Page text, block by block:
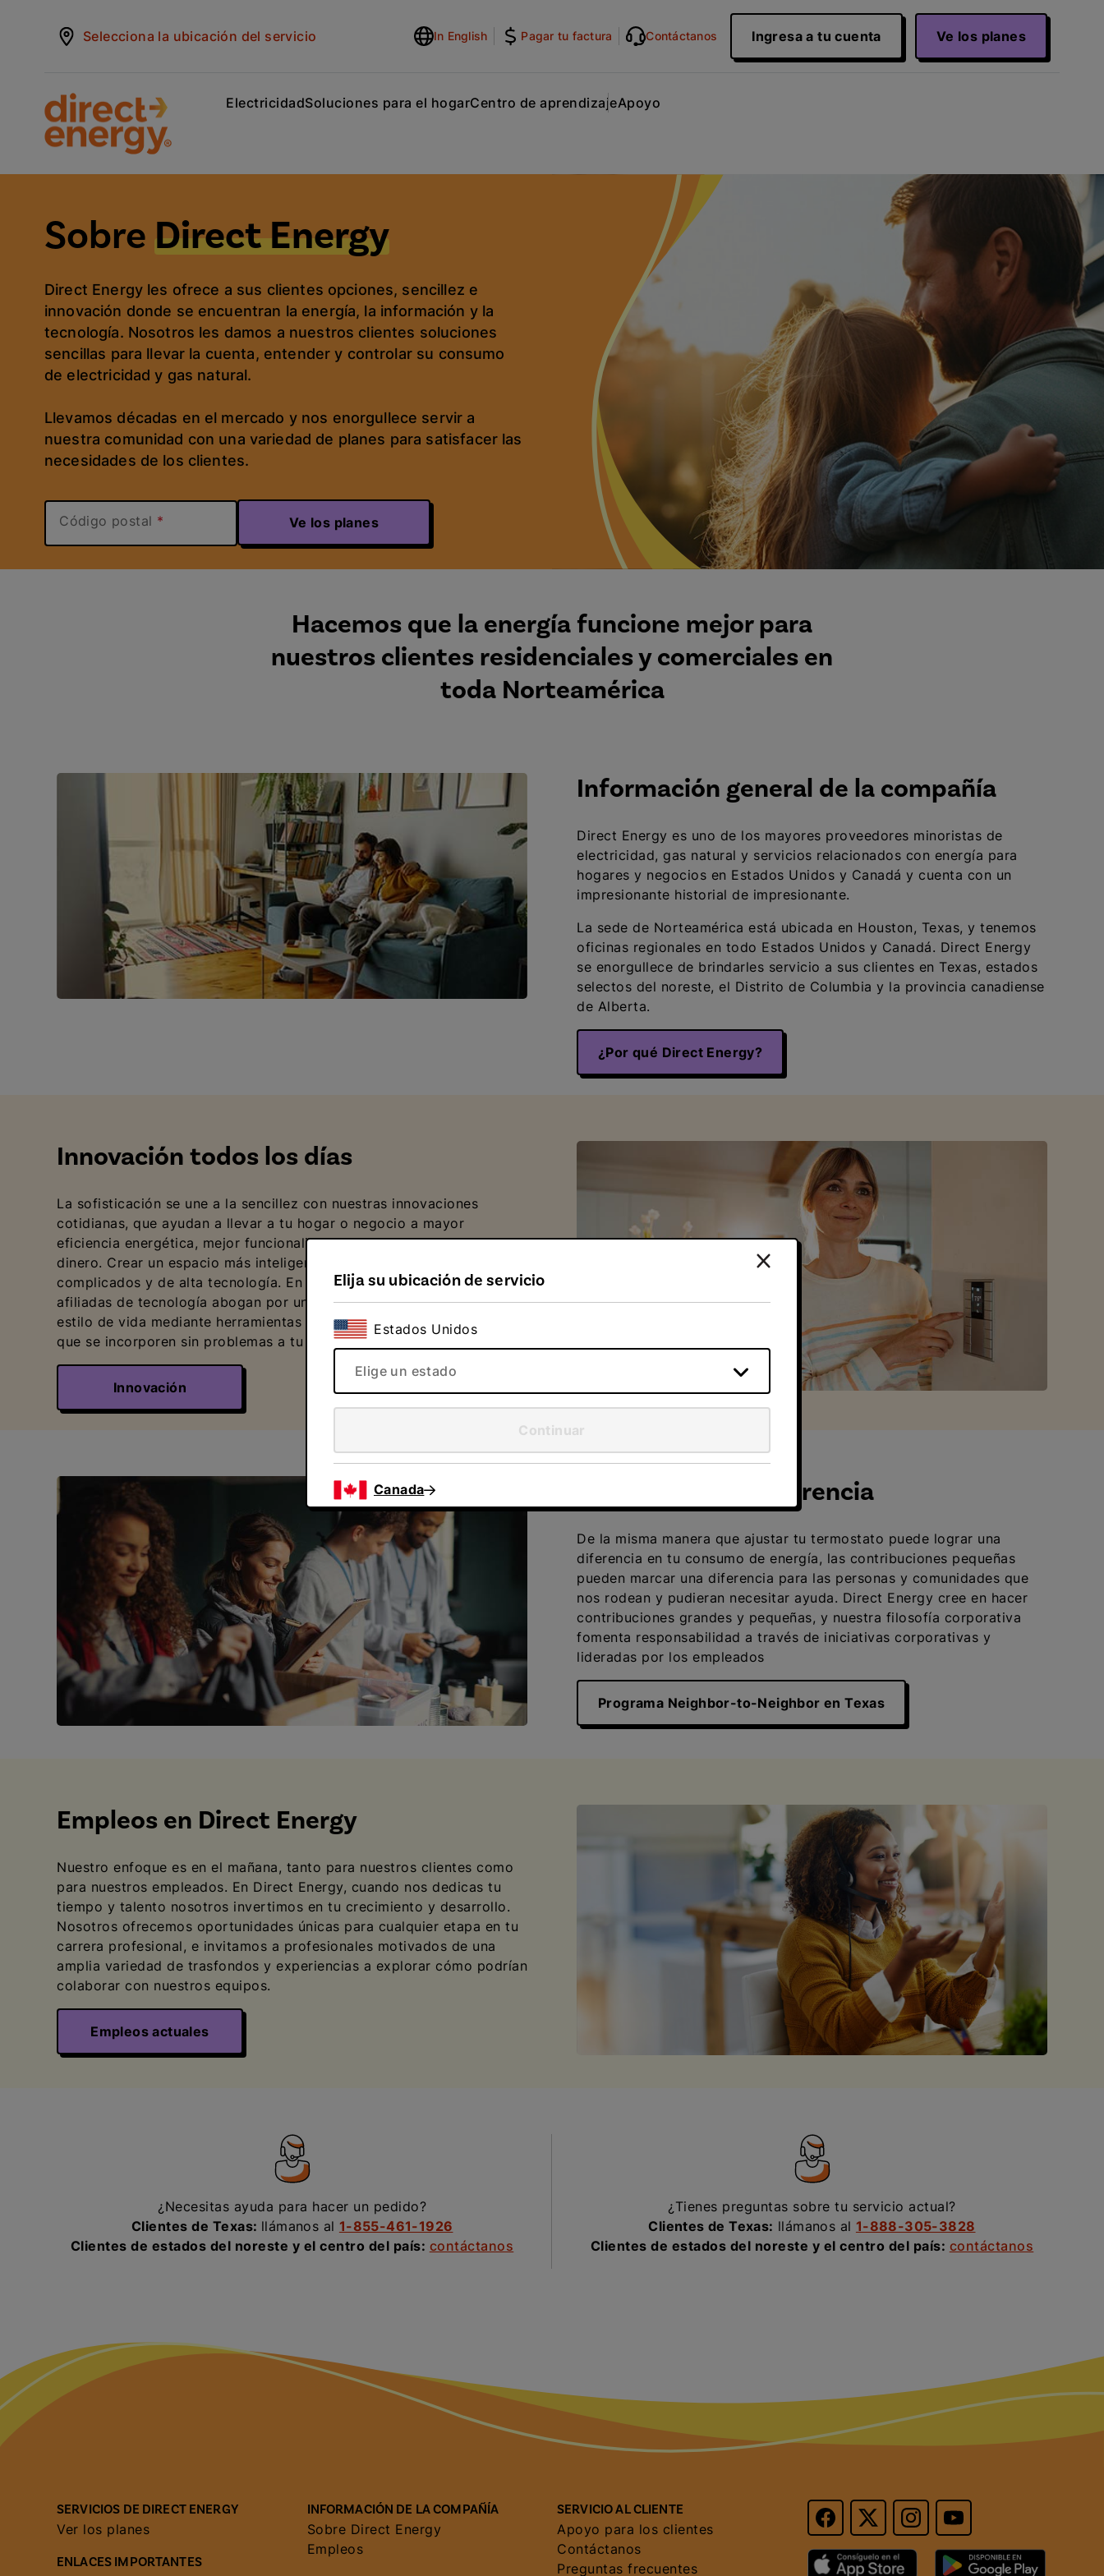
Selecciona la ubicación del servicio In English Pagar tu factura Contáctanos Ingresa a tu cuenta Ve los planes
ElectricidadSoluciones para el hogarCentro de aprendizajeApoyo
SobreDirect Energy
Direct Energy les ofrece a sus clientes opciones, sencillez e
innovación donde se encuentran la energía, la información y la
tecnología. Nosotros les damos a nuestros clientes soluciones
sencillas para llevar la cuenta, entender y controlar su consumo
de electricidad y gas natural.
Llevamos décadas en el mercado y nos enorgullece servir a
nuestra comunidad con una variedad de planes para satisfacer las
necesidades de los clientes.
Código postal Ve los planes
Hacemos que la energía funcione mejor para
nuestros clientes residenciales y comerciales en
toda Norteamérica
Información general de la compañía
Direct Energy es uno de los mayores proveedores minoristas de
electricidad, gas natural y servicios relacionados con energía para
hogares y negocios en Estados Unidos y Canadá y cuenta con un
impresionante historial de impresionante.
La sede de Norteamérica está ubicada en Houston, Texas, y tenemos
oficinas regionales en todo Estados Unidos y Canadá. Direct Energy
se enorgullece de brindarles servicio a sus clientes en Texas, estados
selectos del noreste, el Distrito de Columbia y la provincia canadiense
de Alberta.
¿Por qué Direct Energy?
Innovación todos los días
La sofisticación se une a la sencillez con nuestras innovaciones
cotidianas, que ayudan a llevar a tu hogar o negocio a mayor
eficiencia energética, mejor funcionalidad y un posible ahorro de
dinero. Crear un espacio más inteligente no se limita a elementos
complicados y de alta tecnología. En vez de eso, Direct Energy y sus
afiliadas de tecnología abogan por una vida conectada para cualquier
estilo de vida mediante herramientas y recursos accesibles y prácticos
que se incorporen sin problemas a tu vida cotidiana.
Innovación
Marcamos una diferencia
De la misma manera que ajustar tu termostato puede lograr una
diferencia en tu consumo de energía, las contribuciones pequeñas
pueden marcar una diferencia para las personas y comunidades que
nos rodean y pudieran necesitar ayuda. Direct Energy cree en hacer
contribuciones grandes y pequeñas, y nuestra filosofía corporativa
fomenta responsabilidad a través de iniciativas corporativas y
lideradas por los empleados
Programa Neighbor-to-Neighbor en Texas
Empleos en Direct Energy
Nuestro enfoque es en el mañana, tanto para nuestros clientes como
para nuestros empleados. En Direct Energy, cuando nos dedicas tu
tiempo y talento nosotros invertimos en tu crecimiento y desarrollo.
Nosotros ofrecemos oportunidades únicas para cualquier etapa en tu
carrera profesional, e invitamos a profesionales motivados de una
amplia variedad de trasfondos y experiencias a explorar cómo podrían
colaborar con nuestros equipos.
Empleos actuales
¿Necesitas ayuda para hacer un pedido?
Clientes de Texas: llámanos al 1-855-461-1926
Clientes de estados del noreste y el centro del país: contáctanos
¿Tienes preguntas sobre tu servicio actual?
Clientes de Texas: llámanos al 1-888-305-3828
Clientes de estados del noreste y el centro del país: contáctanos
SERVICIOS DE DIRECT ENERGY
Ver los planes
ENLACES IMPORTANTES
INFORMACIÓN DE LA COMPAÑÍA
Sobre Direct Energy
Empleos
SERVICIO AL CLIENTE
Apoyo para los clientes
Contáctanos
Preguntas frecuentes
Elija su ubicación de servicio
Estados Unidos
Elige un estado
Continuar
Canada